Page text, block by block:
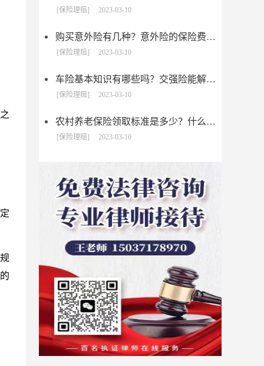
[保险理赔] 2023-03-10
购买意外险有几种？意外险的保险费是多少？
[保险理赔] 2023-03-10
车险基本知识有哪些吗？交强险能解决哪些问题？
[保险理赔] 2023-03-10
农村养老保险领取标准是多少？什么是新农保?
[保险理赔] 2023-03-10